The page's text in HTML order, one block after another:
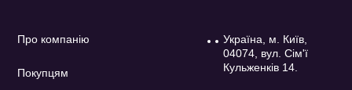
Про компанію
Покупцям
Україна, м. Київ,
04074, вул. Сім'ї
Кульженків 14.